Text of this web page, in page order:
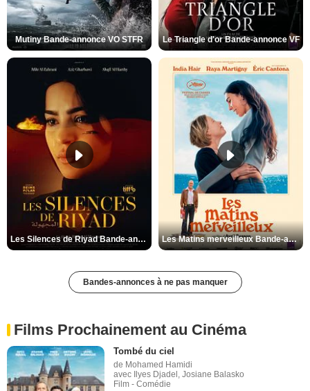
Mutiny Bande-annonce VO STFR Le Triangle d'or Bande-annonce VF
Les Silences de Riyad Bande-annonce VO STFR Les Matins merveilleux Bande-annonce VF
Bandes-annonces à ne pas manquer
Films Prochainement au Cinéma
Tombé du ciel
de Mohamed Hamidi
avec Ilyes Djadel, Josiane Balasko
Film - Comédie